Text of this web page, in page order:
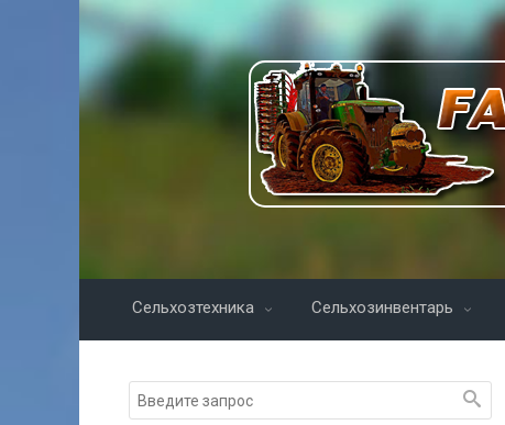
Сельхозтехника Сельхозинвентарь